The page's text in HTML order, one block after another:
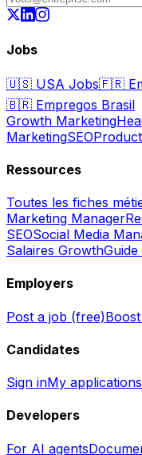
Jobs
🇺🇸 USA Jobs🇫🇷
🇧🇷 Empregos Brasil
Growth Marketing
MarketingSEO
Ressources
Toutes les fiches
Marketing Manager
SEOSocial Media
Salaires GrowthGuide
Employers
Post a job (free)
Candidates
Sign inMy applications
Developers
For AI agents